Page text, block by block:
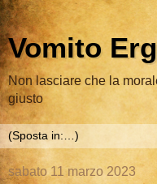
Vomito
Non lasciare che la
giusto
sabato 11 marzo 2023